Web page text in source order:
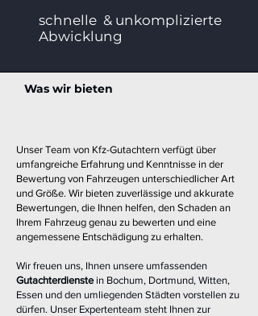
schnelle & unkomplizierte
Abwicklung
Was wir bieten
Unser Team von Kfz-Gutachtern verfügt über
umfangreiche Erfahrung und Kenntnisse in der
Bewertung von Fahrzeugen unterschiedlicher Art
und Größe. Wir bieten zuverlässige und akkurate
Bewertungen, die Ihnen helfen, den Schaden an
Ihrem Fahrzeug genau zu bewerten und eine
angemessene Entschädigung zu erhalten.
Wir freuen uns, Ihnen unsere umfassenden
Gutachterdienstein Bochum, Dortmund, Witten,
Essen und den umliegenden Städten vorstellen zu
dürfen. Unser Expertenteam steht Ihnen zur